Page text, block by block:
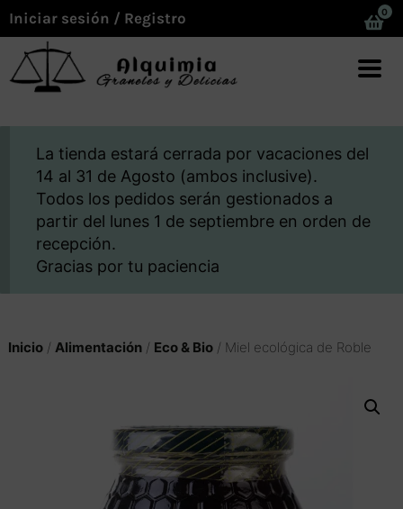
Iniciar sesión / Registro 0
La tienda estará cerrada por vacaciones del
14 al 31 de Agosto (ambos inclusive).
Todos los pedidos serán gestionados a
partir del lunes 1 de septiembre en orden de
recepción.
Gracias por tu paciencia
Inicio/ Alimentación/ Eco & Bio/ Miel ecológica de Roble